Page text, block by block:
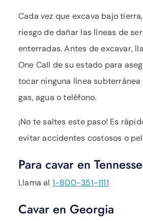
Cada vez que excava bajo
riesgo de dañar las líneas de
enterradas. Antes de excavar,
One Call de su estado para
tocar ninguna línea
gas, agua o teléfono.
¡No te saltes este paso! Es
evitar accidentes costosos o
Para cavar en
Llama al 1-800-351-1111
Cavar en Georgia